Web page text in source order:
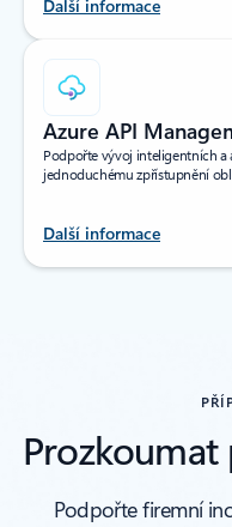
Další informace
Azure API
Podpořte vývoj inteligentních
jednoduchému zpřístupnění
Další informace
Podpořte firemní